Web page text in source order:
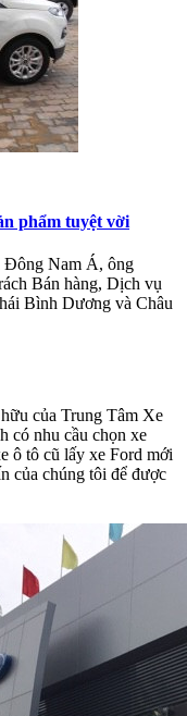
phẩm tuyệt vời
Đông Nam Á, ông
Bán hàng, Dịch vụ
Bình Dương và Châu
của Trung Tâm Xe
có nhu cầu chọn xe
ô tô cũ lấy xe Ford mới
của chúng tôi để được